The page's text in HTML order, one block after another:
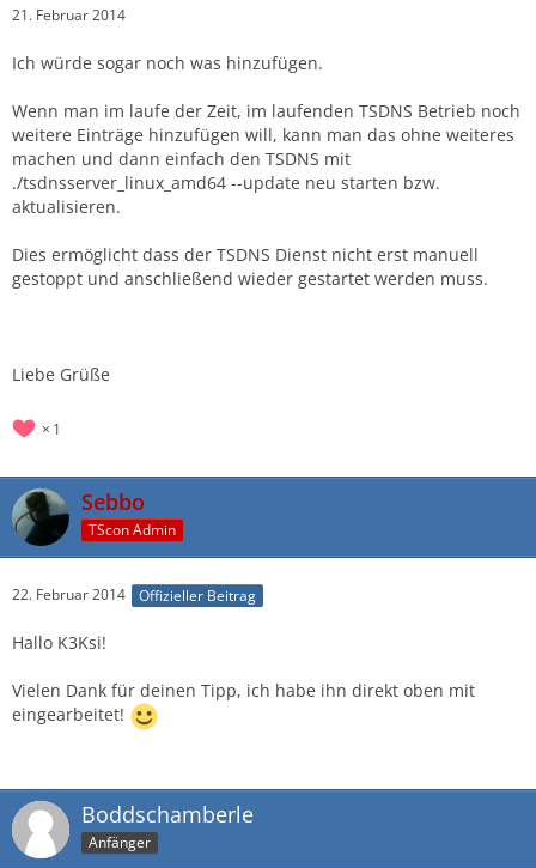
21. Februar 2014
Ich würde sogar noch was hinzufügen.
Wenn man im laufe der Zeit, im laufenden TSDNS Betrieb noch
weitere Einträge hinzufügen will, kann man das ohne weiteres
machen und dann einfach den TSDNS mit
./tsdnsserver_linux_amd64 --update neu starten bzw.
aktualisieren.
Dies ermöglicht dass der TSDNS Dienst nicht erst manuell
gestoppt und anschließend wieder gestartet werden muss.
Liebe Grüße
1
Sebbo
TScon Admin
22. Februar 2014 Offizieller Beitrag
Hallo K3Ksi!
Vielen Dank für deinen Tipp, ich habe ihn direkt oben mit
eingearbeitet!
Boddschamberle
Anfänger